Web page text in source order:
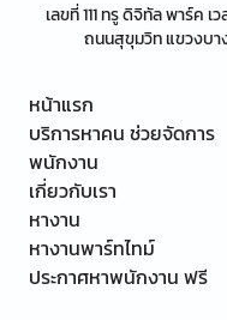
เลขที่ 111 ทรู ดิจิทัล พาร์ค
ถนนสุขุมวิท แขวงบา
หน้าแรก
บริการหาคน ช่วยจัดการ
พนักงาน
เกี่ยวกับเรา
หางาน
หางานพาร์ทไทม์
ประกาศหาพนักงาน ฟรี